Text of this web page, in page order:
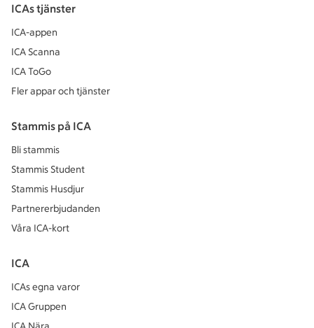
ICAs tjänster
ICA-appen
ICA Scanna
ICA ToGo
Fler appar och tjänster
Stammis på ICA
Bli stammis
Stammis Student
Stammis Husdjur
Partnererbjudanden
Våra ICA-kort
ICA
ICAs egna varor
ICA Gruppen